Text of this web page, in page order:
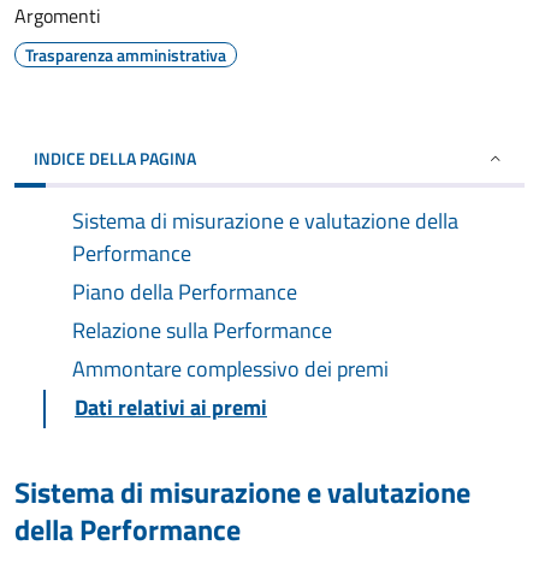
Argomenti
Trasparenza amministrativa
INDICE DELLA PAGINA
Sistema di misurazione e valutazione della
Performance
Piano della Performance
Relazione sulla Performance
Ammontare complessivo dei premi
Dati relativi ai premi
Sistema di misurazione e valutazione
della Performance